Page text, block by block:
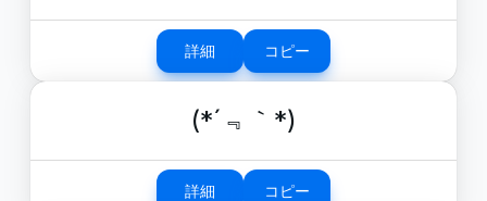
詳細 コピー
(*´﹃｀*)
詳細 コピー